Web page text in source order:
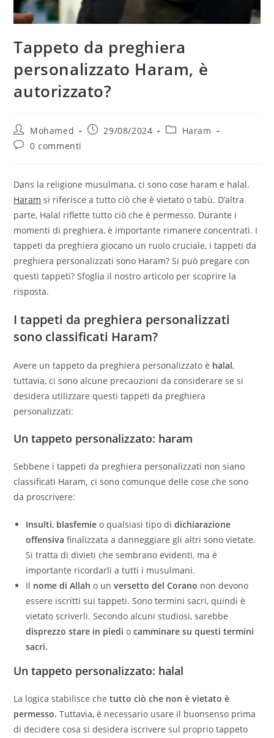
Tappeto da preghiera
personalizzato Haram, è
autorizzato?
Autore
dell'articolo:
Mohamed
Articolo29/08/2024
Categoria
Haram
Commenti
0 commenti
Dans la religione musulmana, ci sono cose haram e halal.
Haram si riferisce a tutto ciò che è vietato o tabù. D’altra
parte, Halal riflette tutto ciò che è permesso. Durante i
momenti di preghiera, è importante rimanere concentrati. I
tappeti da preghiera giocano un ruolo cruciale, i tappeti da
preghiera personalizzati sono Haram? Si può pregare con
questi tappeti? Sfoglia il nostro articolo per scoprire la
risposta.
I tappeti da preghiera personalizzati
sono classificati Haram?
Avere un tappeto da preghiera personalizzato è halal,
tuttavia, ci sono alcune precauzioni da considerare se si
desidera utilizzare questi tappeti da preghiera
personalizzati:
Un tappeto personalizzato: haram
Sebbene i tappeti da preghiera personalizzati non siano
classificati Haram, ci sono comunque delle cose che sono
da proscrivere:
Insulti, blasfemie o qualsiasi tipo didichiarazione
offensiva finalizzata a danneggiare gli altri sono vietate.
Si tratta di divieti che sembrano evidenti, ma è
importante ricordarli a tutti i musulmani.
Il nome di Allah o unversetto del Corano non devono
essere iscritti sui tappeti. Sono termini sacri, quindi è
vietato scriverli. Secondo alcuni studiosi, sarebbe
disprezzo stare in piedi ocamminare su questi termini
sacri.
Un tappeto personalizzato: halal
La logica stabilisce chetutto ciò che non è vietato è
permesso. Tuttavia, è necessario usare il buonsenso prima
di decidere cosa si desidera iscrivere sul proprio tappeto